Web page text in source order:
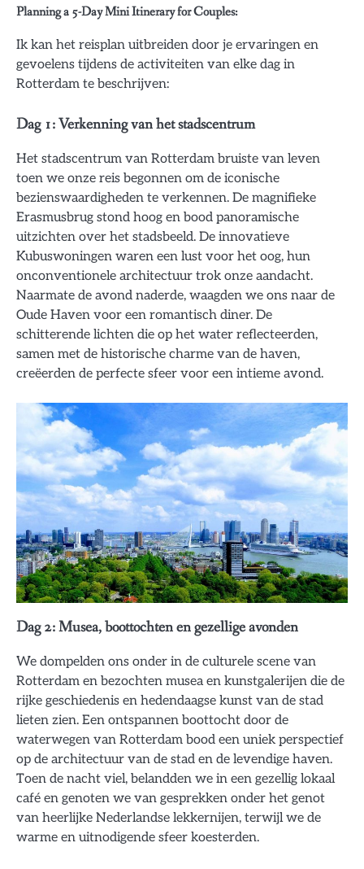
Planning a 5-Day Mini Itinerary for Couples:
Ik kan het reisplan uitbreiden door je ervaringen en
gevoelens tijdens de activiteiten van elke dag in
Rotterdam te beschrijven:
Dag 1: Verkenning van het stadscentrum
Het stadscentrum van Rotterdam bruiste van leven
toen we onze reis begonnen om de iconische
bezienswaardigheden te verkennen. De magnifieke
Erasmusbrug stond hoog en bood panoramische
uitzichten over het stadsbeeld. De innovatieve
Kubuswoningen waren een lust voor het oog, hun
onconventionele architectuur trok onze aandacht.
Naarmate de avond naderde, waagden we ons naar de
Oude Haven voor een romantisch diner. De
schitterende lichten die op het water reflecteerden,
samen met de historische charme van de haven,
creëerden de perfecte sfeer voor een intieme avond.
Dag 2: Musea, boottochten en gezellige avonden
We dompelden ons onder in de culturele scene van
Rotterdam en bezochten musea en kunstgalerijen die de
rijke geschiedenis en hedendaagse kunst van de stad
lieten zien. Een ontspannen boottocht door de
waterwegen van Rotterdam bood een uniek perspectief
op de architectuur van de stad en de levendige haven.
Toen de nacht viel, belandden we in een gezellig lokaal
café en genoten we van gesprekken onder het genot
van heerlijke Nederlandse lekkernijen, terwijl we de
warme en uitnodigende sfeer koesterden.